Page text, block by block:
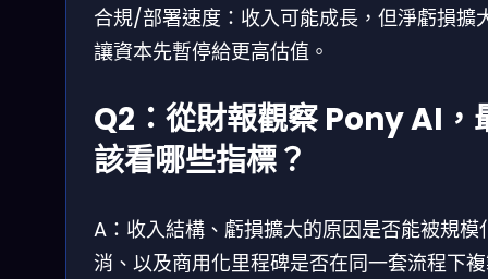
合規/部署速度：收入可能成長，但淨虧損擴
讓資本先暫停給更高估值。
Q2：從財報觀察 Pony AI，
該看哪些指標？
A：收入結構、虧損擴大的原因是否能被規模
消、以及商用化里程碑是否在同一套流程下